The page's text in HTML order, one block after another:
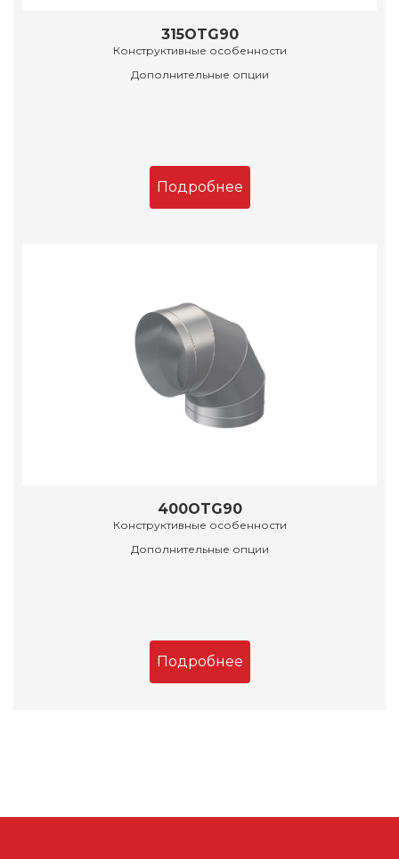
315OTG90
Конструктивные особенности
Дополнительные опции
Подробнее
400OTG90
Конструктивные особенности
Дополнительные опции
Подробнее